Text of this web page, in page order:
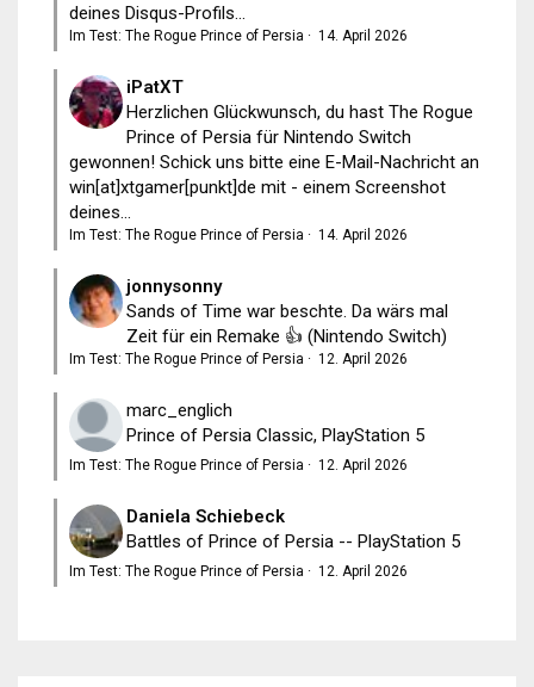
deines Disqus-Profils...
Im Test: The Rogue Prince of Persia · 14. April 2026
iPatXT
Herzlichen Glückwunsch, du hast The Rogue
Prince of Persia für Nintendo Switch
gewonnen! Schick uns bitte eine E-Mail-Nachricht an
win[at]xtgamer[punkt]de mit - einem Screenshot
deines...
Im Test: The Rogue Prince of Persia · 14. April 2026
jonnysonny
Sands of Time war beschte. Da wärs mal
Zeit für ein Remake 👍 (Nintendo Switch)
Im Test: The Rogue Prince of Persia · 12. April 2026
marc_englich
Prince of Persia Classic, PlayStation 5
Im Test: The Rogue Prince of Persia · 12. April 2026
Daniela Schiebeck
Battles of Prince of Persia -- PlayStation 5
Im Test: The Rogue Prince of Persia · 12. April 2026